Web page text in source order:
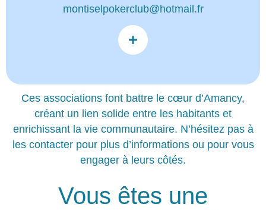
montiselpokerclub@hotmail.fr
Ces associations font battre le cœur d’Amancy,
créant un lien solide entre les habitants et
enrichissant la vie communautaire. N’hésitez pas à
les contacter pour plus d’informations ou pour vous
engager à leurs côtés.
Vous êtes une